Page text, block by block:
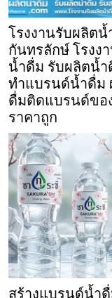
โรงงานรับผลิตน้
กันทรลักษ์ โรงง
น้ำดื่ม รับผลิตน้ำ
ทำแบรนด์น้ำดื่ม
ดื่มติดแบรนด์ข
ราคาถูก
สร้างแบรนด์น้ำ